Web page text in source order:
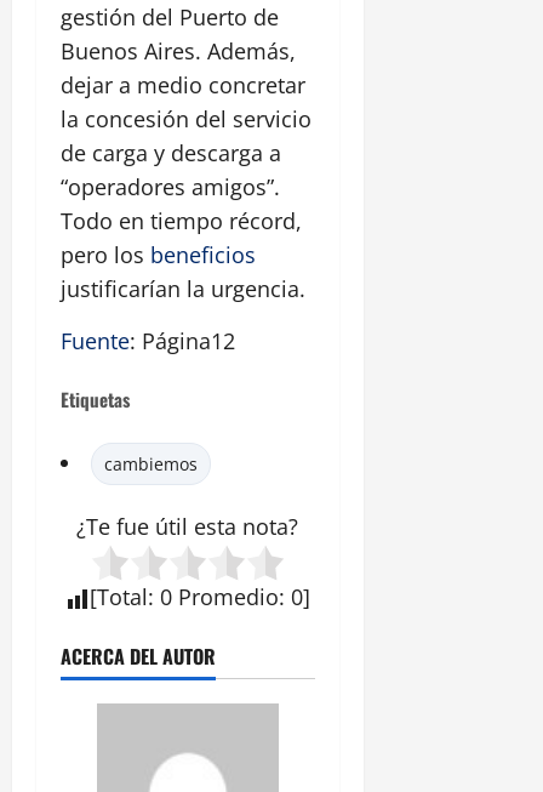
gestión del Puerto de
Buenos Aires. Además,
dejar a medio concretar
la concesión del servicio
de carga y descarga a
“operadores amigos”.
Todo en tiempo récord,
pero los beneficios
justificarían la urgencia.
Fuente: Página12
Etiquetas
cambiemos
¿Te fue útil esta nota?
[Total: 0 Promedio: 0]
ACERCA DEL AUTOR